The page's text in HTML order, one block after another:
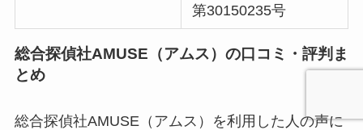
第30150235号
総合探偵社AMUSE（アムス）の口コミ・評判ま
とめ
総合探偵社AMUSE（アムス）を利用した人の声に